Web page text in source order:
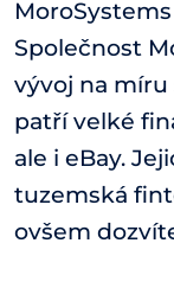
Společnost
vývoj na
patří velké
ale i eBay.
tuzemská
ovšem